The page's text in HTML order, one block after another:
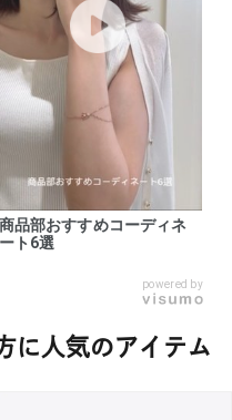
商品部おすすめコーディネ
ート6選
powered by
に人気のアイテム